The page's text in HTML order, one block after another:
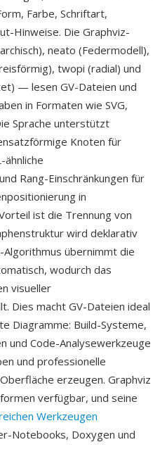
Farbe, Schriftart,
Hinweise. Die Graphviz-
neato (Federmodell),
twopi (radial) und
— lesen GV-Dateien und
in Formaten wie SVG,
Sprache unterstützt
Knoten für
ähnliche
Rang-Einschränkungen für
in
ist die Trennung von
wird deklarativ
übernimmt die
wodurch das
visueller
Dies macht GV-Dateien ideal
Diagramme: Build-Systeme,
und Code-Analysewerkzeuge
und professionelle
erzeugen. Graphviz
verfügbar, und seine
Werkzeugen
Notebooks, Doxygen und